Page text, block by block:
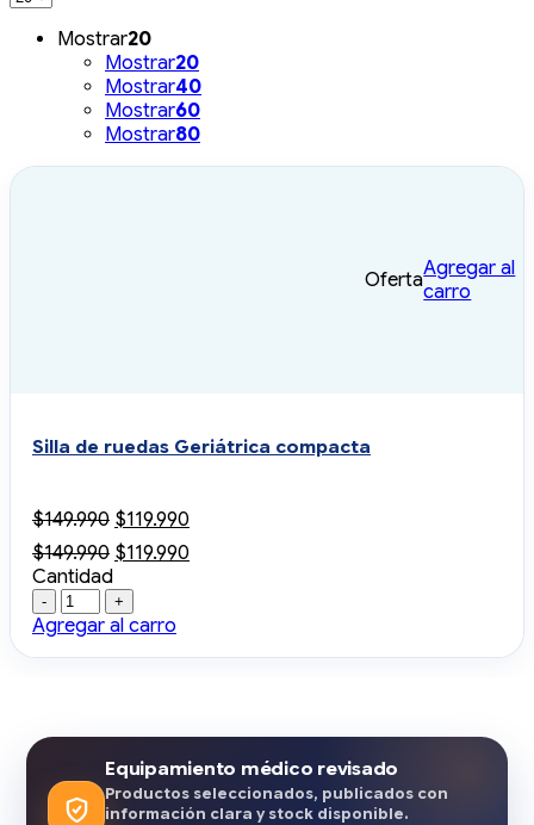
Mostrar20
Mostrar20
Mostrar40
Mostrar60
Mostrar80
OfertaAgregar al
carro
Silla de ruedas Geriátrica compacta
$149.990 El
precio
original
era:
$149.990.
$119.990
actual
$149.990 El
original
era:
$119.990
Cantidad
Cantidad
Agregar al carro
Equipamiento médico revisado
Productos seleccionados, publicados con
información clara y stock disponible.